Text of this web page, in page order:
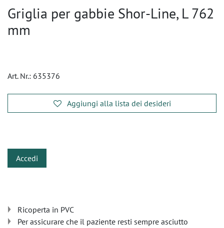
Griglia per gabbie Shor-Line, L 762
mm
Art. Nr.: 635376
Aggiungi alla lista dei desideri
Accedi
Ricoperta in PVC
Per assicurare che il paziente resti sempre asciutto